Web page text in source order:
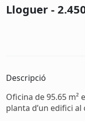
Lloguer -
Descripció
Oficina de 95.65 m²
planta d’un edifici al